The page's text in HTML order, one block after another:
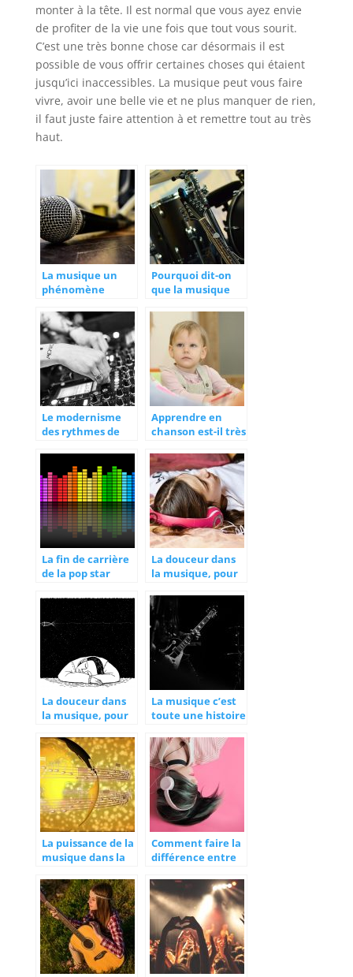
monter à la tête. Il est normal que vous ayez envie
de profiter de la vie une fois que tout vous sourit.
C’est une très bonne chose car désormais il est
possible de vous offrir certaines choses qui étaient
jusqu’ici inaccessibles. La musique peut vous faire
vivre, avoir une belle vie et ne plus manquer de rien,
il faut juste faire attention à et remettre tout au très
haut.
La musique un
phénomène
Pourquoi dit-on
que la musique
mœurs?
Le modernisme
des rythmes de
Apprendre en
chanson est-il très
La fin de carrière
de la pop star
La douceur dans
la musique, pour
sommeil
La douceur dans
la musique, pour
sommeil
La musique c’est
toute une histoire
La puissance de la
musique dans la
Comment faire la
différence entre
populaire et
musique élitiste ?